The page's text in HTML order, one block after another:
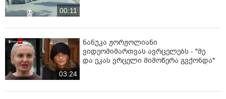
00:11
03:24
ნანუკა ჟორჟოლიანი
ვიდეომიმართვას ავრცელებს - "მე
და ეკას ვრცელი მიმოწერა გვქონდა"